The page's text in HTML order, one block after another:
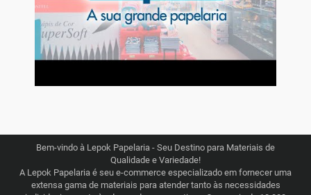
Bem-vindo à Lepok Papelaria - Seu Destino para Materiais de
Qualidade e Variedade!
A Lepok Papelaria é seu e-commerce especializado em fornecer uma
extensa gama de materiais para atender tanto às necessidades